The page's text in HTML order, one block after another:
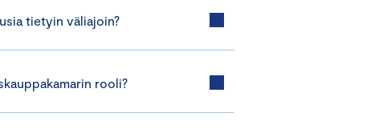
tietyin väliajoin?
rooli?